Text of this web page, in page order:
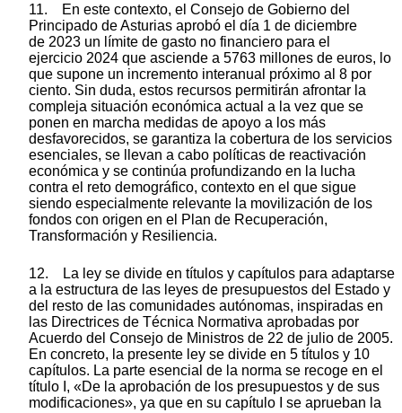
11. En este contexto, el Consejo de Gobierno del
Principado de Asturias aprobó el día 1 de diciembre
de 2023 un límite de gasto no financiero para el
ejercicio 2024 que asciende a 5763 millones de euros, lo
que supone un incremento interanual próximo al 8 por
ciento. Sin duda, estos recursos permitirán afrontar la
compleja situación económica actual a la vez que se
ponen en marcha medidas de apoyo a los más
desfavorecidos, se garantiza la cobertura de los servicios
esenciales, se llevan a cabo políticas de reactivación
económica y se continúa profundizando en la lucha
contra el reto demográfico, contexto en el que sigue
siendo especialmente relevante la movilización de los
fondos con origen en el Plan de Recuperación,
Transformación y Resiliencia.
12. La ley se divide en títulos y capítulos para adaptarse
a la estructura de las leyes de presupuestos del Estado y
del resto de las comunidades autónomas, inspiradas en
las Directrices de Técnica Normativa aprobadas por
Acuerdo del Consejo de Ministros de 22 de julio de 2005.
En concreto, la presente ley se divide en 5 títulos y 10
capítulos. La parte esencial de la norma se recoge en el
título I, «De la aprobación de los presupuestos y de sus
modificaciones», ya que en su capítulo I se aprueban la